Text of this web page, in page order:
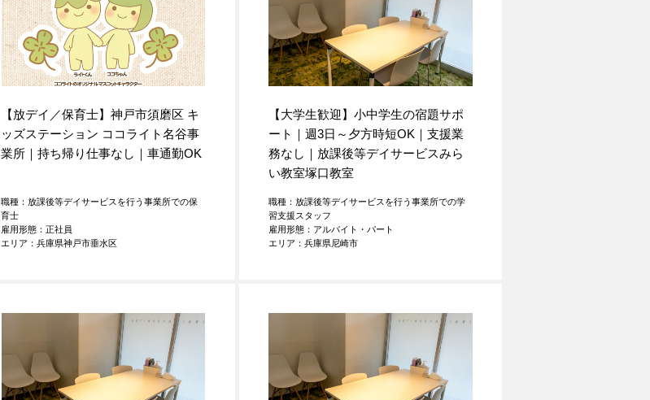
【放デイ／保育士】神戸市須磨区 キ
ッズステーション ココライト名谷事
業所｜持ち帰り仕事なし｜車通勤OK
職種：放課後等デイサービスを行う事業所での保
育士
雇用形態：正社員
エリア：兵庫県神戸市垂水区
【大学生歓迎】小中学生の宿題サポ
ート｜週3日～夕方時短OK｜支援業
務なし｜放課後等デイサービスみら
い教室塚口教室
職種：放課後等デイサービスを行う事業所での学
習支援スタッフ
雇用形態：アルバイト・パート
エリア：兵庫県尼崎市